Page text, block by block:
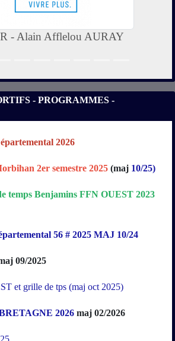
- Alain Afflelou AURAY
- PROGRAMMES -
2026
2er semestre 2025 (maj 10/25)
temps Benjamins FFN OUEST 2023
56 # 2025 MAJ 10/24
09/2025
et grille de tps (maj oct 2025)
2026 maj 02/2026